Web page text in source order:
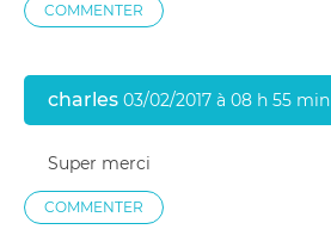
COMMENTER
charles 03/02/2017 à 08 h 55 min
Super merci
COMMENTER